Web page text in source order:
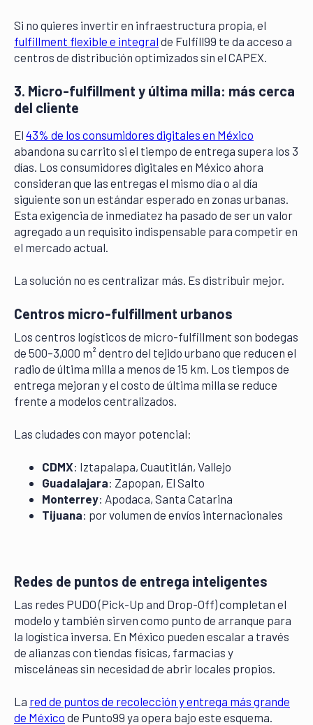
Si no quieres invertir en infraestructura propia, el
fulfillment flexible e integral de Fulfill99 te da acceso a
centros de distribución optimizados sin el CAPEX.
3. Micro-fulfillment y última milla: más cerca
del cliente
El 43% de los consumidores digitales en México
abandona su carrito si el tiempo de entrega supera los 3
días. Los consumidores digitales en México ahora
consideran que las entregas el mismo día o al día
siguiente son un estándar esperado en zonas urbanas.
Esta exigencia de inmediatez ha pasado de ser un valor
agregado a un requisito indispensable para competir en
el mercado actual.
La solución no es centralizar más. Es distribuir mejor.
Centros micro-fulfillment urbanos
Los centros logísticos de micro-fulfillment son bodegas
de 500–3,000 m² dentro del tejido urbano que reducen el
radio de última milla a menos de 15 km. Los tiempos de
entrega mejoran y el costo de última milla se reduce
frente a modelos centralizados.
Las ciudades con mayor potencial:
CDMX: Iztapalapa, Cuautitlán, Vallejo
Guadalajara: Zapopan, El Salto
Monterrey: Apodaca, Santa Catarina
Tijuana: por volumen de envíos internacionales
Redes de puntos de entrega inteligentes
Las redes PUDO (Pick-Up and Drop-Off) completan el
modelo y también sirven como punto de arranque para
la logística inversa. En México pueden escalar a través
de alianzas con tiendas físicas, farmacias y
misceláneas sin necesidad de abrir locales propios.
La red de puntos de recolección y entrega más grande
de México de Punto99 ya opera bajo este esquema.